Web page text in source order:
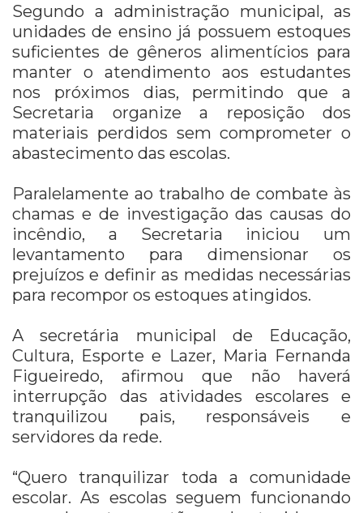
Segundo a administração municipal, as
unidades de ensino já possuem estoques
suficientes de gêneros alimentícios para
manter o atendimento aos estudantes
nos próximos dias, permitindo que a
Secretaria organize a reposição dos
materiais perdidos sem comprometer o
abastecimento das escolas.
Paralelamente ao trabalho de combate às
chamas e de investigação das causas do
incêndio, a Secretaria iniciou um
levantamento para dimensionar os
prejuízos e definir as medidas necessárias
para recompor os estoques atingidos.
A secretária municipal de Educação,
Cultura, Esporte e Lazer, Maria Fernanda
Figueiredo, afirmou que não haverá
interrupção das atividades escolares e
tranquilizou pais, responsáveis e
servidores da rede.
“Quero tranquilizar toda a comunidade
escolar. As escolas seguem funcionando